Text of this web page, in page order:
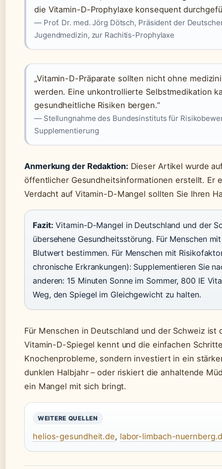
die Vitamin-D-Prophylaxe konsequent
— Prof. Dr. med. Jörg Dötsch, Präsident der
Jugendmedizin, zur Rachitis-Prophylaxe
„Vitamin-D-Präparate sollten nicht ohne
werden. Eine unkontrollierte Selbstmedikation
gesundheitliche Risiken bergen.”
— Stellungnahme des Bundesinstituts für
Supplementierung
Anmerkung der Redaktion: Dieser Artikel wurde
öffentlicher Gesundheitsinformationen erstellt. Er
Verdacht auf Vitamin-D-Mangel sollten Sie Ihren
Fazit: Vitamin-D-Mangel in Deutschland und der
übersehene Gesundheitsstörung. Für Menschen
Blutwert bestimmen. Für Menschen mit
chronische Erkrankungen): Supplementieren Sie
anderen: 15 Minuten Sonne im Sommer, 800 IE
Weg, den Spiegel im Gleichgewicht zu halten.
Für Menschen in Deutschland und der Schweiz ist
Vitamin-D-Spiegel kennt und die einfachen
Knochenprobleme, sondern investiert in ein
dunklen Halbjahr – oder riskiert die anhaltende
ein Mangel mit sich bringt.
WEITERE QUELLEN
helios-gesundheit.de, labor-limbach-